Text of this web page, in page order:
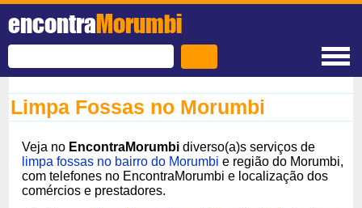
encontraMorumbi
Limpa Fossas no Morumbi
Veja no EncontraMorumbi diverso(a)s serviços de
limpa fossas no bairro do Morumbi e região do Morumbi,
com telefones no EncontraMorumbi e localização dos
comércios e prestadores.